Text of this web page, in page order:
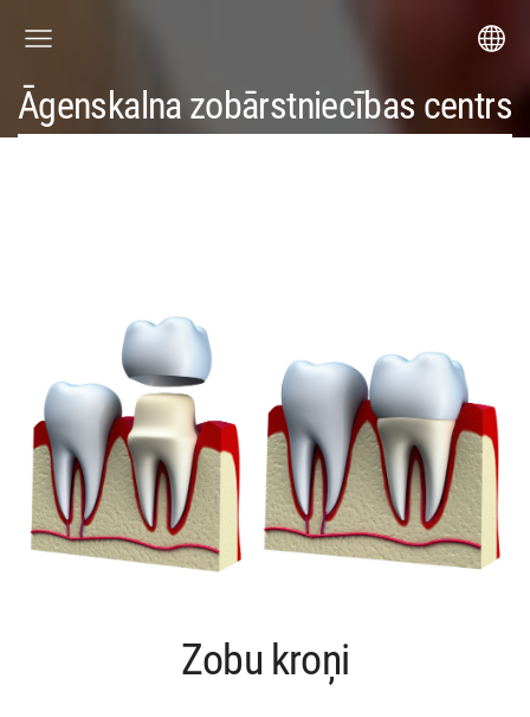
Āgenskalna zobārstniecības centrs
Zobu kroņi